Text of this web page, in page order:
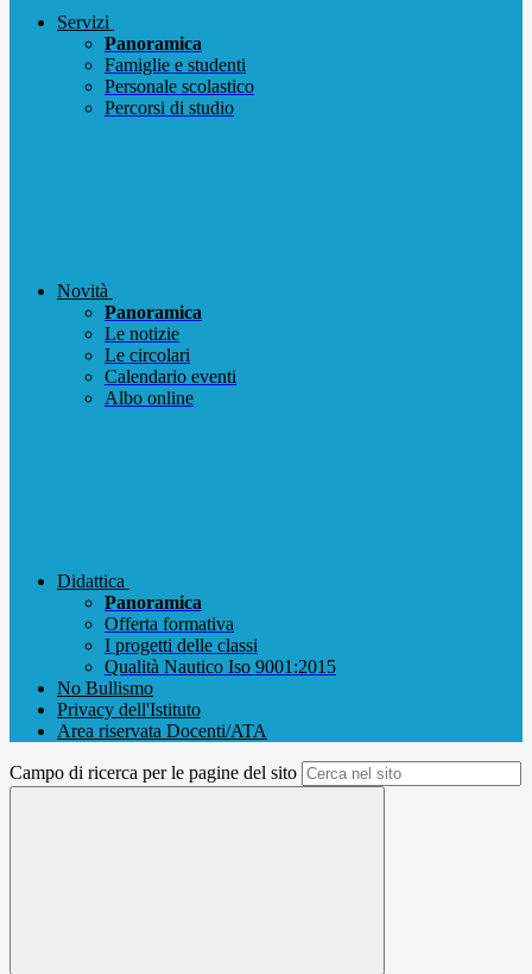
Servizi
Panoramica
Famiglie e studenti
Personale scolastico
Percorsi di studio
Novità
Panoramica
Le notizie
Le circolari
Calendario eventi
Albo online
Didattica
Panoramica
Offerta formativa
I progetti delle classi
Qualità Nautico Iso 9001:2015
No Bullismo
Privacy dell'Istituto
Area riservata Docenti/ATA
Campo di ricerca per le pagine del sito